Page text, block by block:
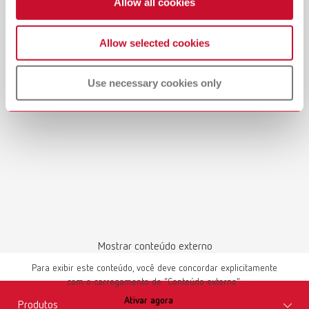
Allow selected cookies
Use necessary cookies only
Mostrar conteúdo externo
Para exibir este conteúdo, você deve concordar explicitamente
com o carregamento de “Conteúdo externo”.
Ativar agora
Produtos